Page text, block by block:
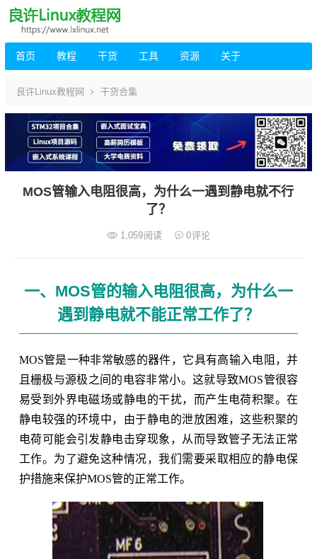
首页 教程 干货 工具 资源 关于
良许Linux教程网 干货合集
MOS管输入电阻很高，为什么一遇到静电就不行
了？
1,059阅读 0评论
一、MOS管的输入电阻很高，为什么一
遇到静电就不能正常工作了？
MOS管是一种非常敏感的器件，它具有高输入电阻，并
且栅极与源极之间的电容非常小。这就导致MOS管很容
易受到外界电磁场或静电的干扰，而产生电荷积聚。在
静电较强的环境中，由于静电的泄放困难，这些积聚的
电荷可能会引发静电击穿现象，从而导致管子无法正常
工作。为了避免这种情况，我们需要采取相应的静电保
护措施来保护MOS管的正常工作。